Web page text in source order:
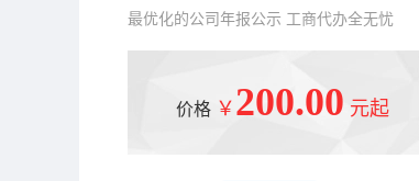
最优化的公司年报公示 工商代办全无忧
价格 ￥ 200.00 元起